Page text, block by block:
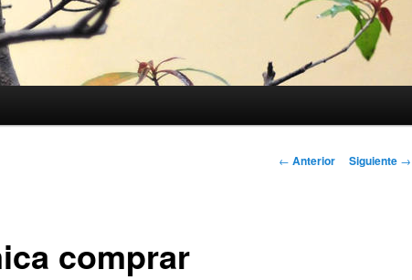
Navegación
← Anterior Siguiente →
comprar